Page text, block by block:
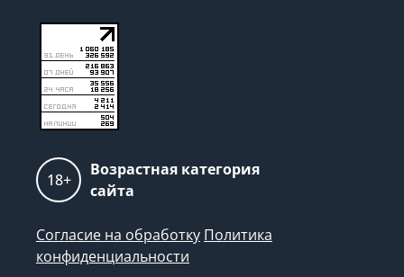
18+
Возрастная категория
сайта
Согласие на обработку Политика
конфиденциальности